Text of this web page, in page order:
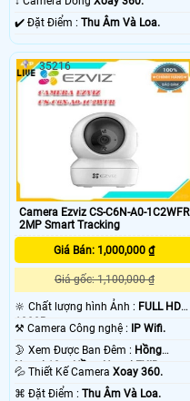
️✔️ Đặt Điểm : Thu Âm Và Loa.
Camera Ezviz CS-C6N-A0-1C2WFR
2MP Smart Tracking
Giá Bán: 1,000,000 ₫
Giá gốc: 1,100,000 ₫
🔆 Chất lượng hình Ảnh : FULL HD
1080P .
⚒ Camera Công nghệ : IP Wifi.
🌛 Xem Được Ban Đêm : Hồng
Ngoại 10m Hồng Ngoại EXIR.
💦 Thiết Kế Camera Xoay 360.
️⌘ Đặt Điểm : Thu Âm Và Loa.
35216